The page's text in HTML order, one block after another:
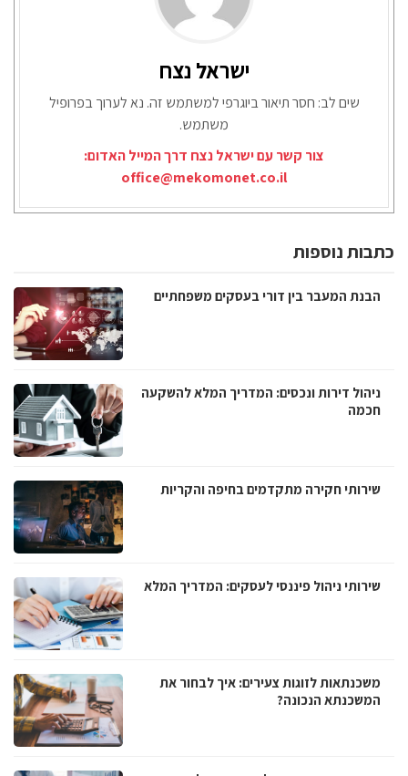
ישראל נצח
שים לב: חסר תיאור ביוגרפי למשתמש זה. נא לערוך בפרופיל
משתמש.
צור קשר עם ישראל נצח דרך המייל האדום:
office@mekomonet.co.il
כתבות נוספות
הבנת המעבר בין דורי בעסקים משפחתיים
ניהול דירות ונכסים: המדריך המלא להשקעה
חכמה
שירותי חקירה מתקדמים בחיפה והקריות
שירותי ניהול פיננסי לעסקים: המדריך המלא
משכנתאות לזוגות צעירים: איך לבחור את
המשכנתא הנכונה?